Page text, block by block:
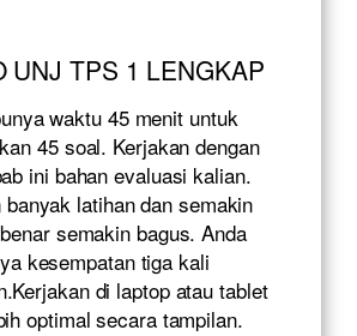
UNJ TPS 1 LENGKAP
waktu 45 menit untuk
45 soal. Kerjakan dengan
ini bahan evaluasi kalian.
banyak latihan dan semakin
semakin bagus. Anda
kesempatan tiga kali
di laptop atau tablet
optimal secara tampilan.